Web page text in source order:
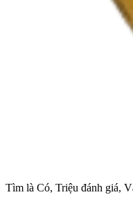
Tìm là Có, Triệu đánh giá,